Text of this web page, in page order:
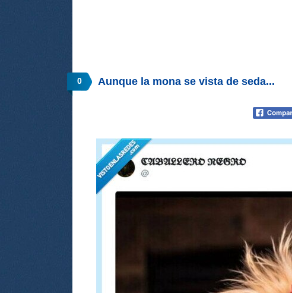
0 Aunque la mona se vista de seda...